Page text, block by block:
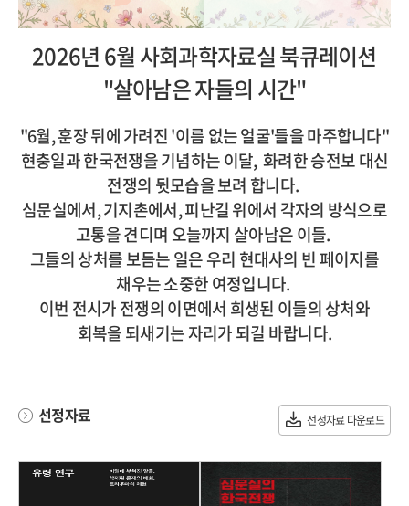
2026년 6월 사회과학자료실 북큐레이션
"살아남은 자들의 시간"
"6월, 훈장 뒤에 가려진 '이름 없는 얼굴'들을 마주합니다"
현충일과 한국전쟁을 기념하는 이달, 화려한 승전보 대신
전쟁의 뒷모습을 보려 합니다.
심문실에서, 기지촌에서, 피난길 위에서 각자의 방식으로
고통을 견디며 오늘까지 살아남은 이들.
그들의 상처를 보듬는 일은 우리 현대사의 빈 페이지를
채우는 소중한 여정입니다.
이번 전시가 전쟁의 이면에서 희생된 이들의 상처와
회복을 되새기는 자리가 되길 바랍니다.
선정자료 선정자료 다운로드